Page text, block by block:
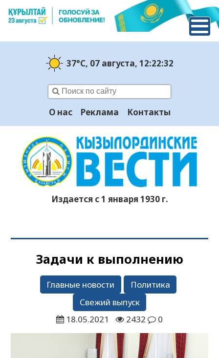
37°C, 07 августа, 12:22:33
О нас Реклама Контакты
Издается с 1 января 1930 г.
Задачи к выполнению
Главные новости
Политика
Свежий выпуск
18.05.2021
2432 0